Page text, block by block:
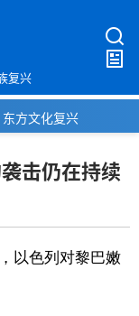
复兴
东方文化复兴
击仍在持续
以色列对黎巴嫩